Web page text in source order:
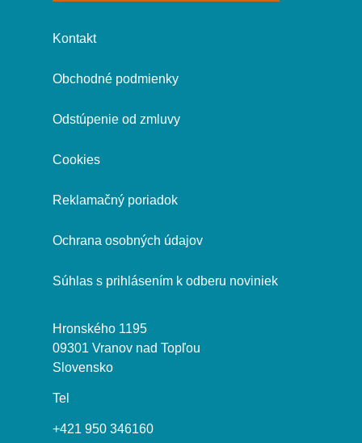
Kontakt
Obchodné podmienky
Odstúpenie od zmluvy
Cookies
Reklamačný poriadok
Ochrana osobných údajov
Súhlas s prihlásením k odberu noviniek
Hronského 1195
09301 Vranov nad Topľou
Slovensko
Tel
+421 950 346160